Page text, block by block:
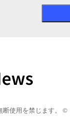
断使用を禁じます。 ©